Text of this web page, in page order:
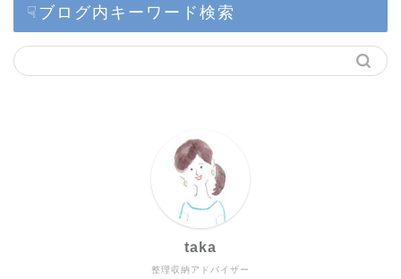
☟ブログ内キーワード検索
整理収納アドバイザー
taka